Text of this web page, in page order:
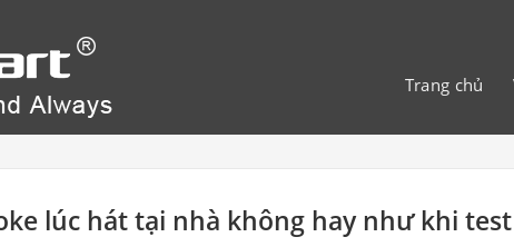
Trang chủ
lúc hát tại nhà không hay như khi